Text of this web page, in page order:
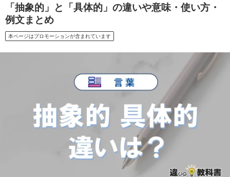
「抽象的」と「具体的」の違いや意味・使い方・
例文まとめ
本ページはプロモーションが含まれています